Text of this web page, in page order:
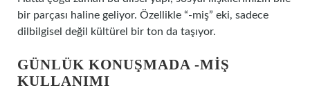
bir parçası haline geliyor. Özellikle “-miş” eki, sadece
dilbilgisel değil kültürel bir ton da taşıyor.
GÜNLÜK KONUŞMADA -MIŞ
KULLANIMI